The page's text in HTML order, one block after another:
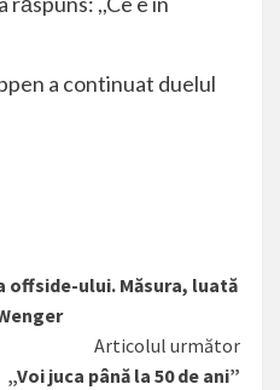
a continuat duelul
offside-ului. Măsura, luată
Articolul următor
„Voi juca până la 50 de ani”